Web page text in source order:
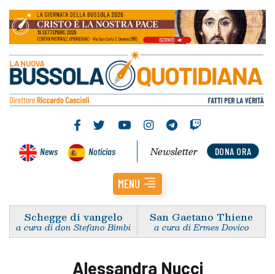
News Noticias DONA ORA
Newsletter
MENU
Schegge di vangelo
a cura di don Stefano Bimbi
San Gaetano Thiene
a cura di Ermes Dovico
Alessandra Nucci